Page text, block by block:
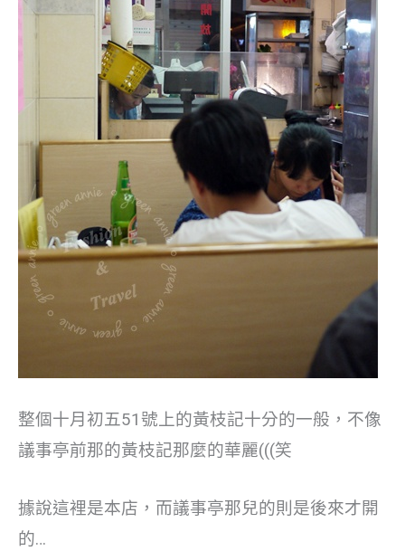
整個十月初五51號上的黃枝記十分的一般，不像
議事亭前那的黃枝記那麼的華麗(((笑
據說這裡是本店，而議事亭那兒的則是後來才開
的…